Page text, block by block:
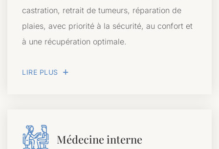
castration, retrait de tumeurs, réparation de
plaies, avec priorité à la sécurité, au confort et
à une récupération optimale.
LIRE PLUS
Médecine interne